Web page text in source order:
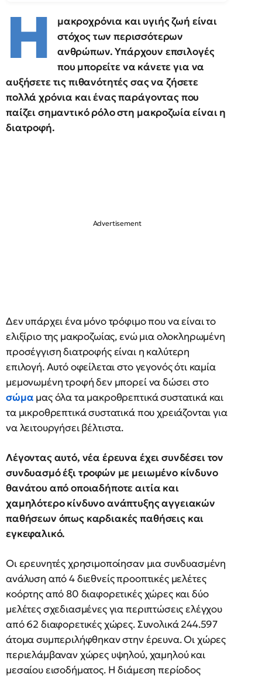
Η
μακροχρόνια και υγιής ζωή είναι
στόχος των περισσότερων
ανθρώπων. Υπάρχουν επσιλογές
που μπορείτε να κάνετε για να
αυξήσετε τις πιθανότητές σας να ζήσετε
πολλά χρόνια και ένας παράγοντας που
παίζει σημαντικό ρόλο στη μακροζωία είναι η
διατροφή.
Δεν υπάρχει ένα μόνο τρόφιμο που να είναι το
ελιξίριο της μακροζωίας, ενώ μια ολοκληρωμένη
προσέγγιση διατροφής είναι η καλύτερη
επιλογή. Αυτό οφείλεται στο γεγονός ότι καμία
μεμονωμένη τροφή δεν μπορεί να δώσει στο
σώμα μας όλα τα μακροθρεπτικά συστατικά και
τα μικροθρεπτικά συστατικά που χρειάζονται για
να λειτουργήσει βέλτιστα.
Λέγοντας αυτό, νέα έρευνα έχει συνδέσει τον
συνδυασμό έξι τροφών με μειωμένο κίνδυνο
θανάτου από οποιαδήποτε αιτία και
χαμηλότερο κίνδυνο ανάπτυξης αγγειακών
παθήσεων όπως καρδιακές παθήσεις και
εγκεφαλικό.
Οι ερευνητές χρησιμοποίησαν μια συνδυασμένη
ανάλυση από 4 διεθνείς προοπτικές μελέτες
κοόρτης από 80 διαφορετικές χώρες και δύο
μελέτες σχεδιασμένες για περιπτώσεις ελέγχου
από 62 διαφορετικές χώρες. Συνολικά 244.597
άτομα συμπεριλήφθηκαν στην έρευνα. Οι χώρες
περιελάμβαναν χώρες υψηλού, χαμηλού και
μεσαίου εισοδήματος. Η διάμεση περίοδος